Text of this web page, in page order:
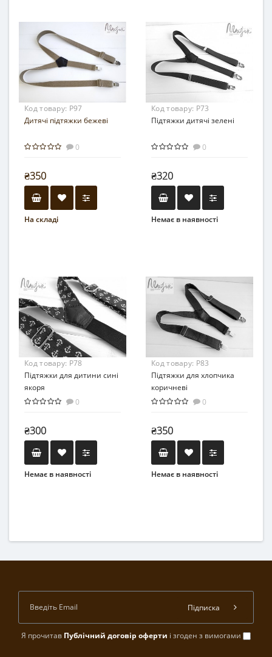
Код товару: Р97
Дитячі підтяжки бежеві
0
₴350
На складі
Код товару: Р73
Підтяжки дитячі зелені
0
₴320
Немає в наявності
Код товару: Р78
Підтяжки для дитини сині
якоря
0
₴300
Немає в наявності
Код товару: Р83
Підтяжки для хлопчика
коричневі
0
₴350
Немає в наявності
Я прочитав Публічний договір оферти і згоден з вимогами
Підписка